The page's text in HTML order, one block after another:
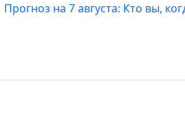
Прогноз на 7 августа: Кто вы,